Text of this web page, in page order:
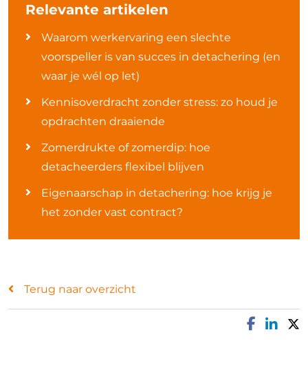
Relevante artikelen
Waarom werkervaring een slechte
voorspeller is van succes in detachering (en
waar je wél op let)
Kennisoverdracht zonder stress: zo houd je
opdrachten draaiende
Zomerdrukte of zomerdip: hoe
detacheerders flexibel blijven
Eigenaarschap in detachering: hoe krijg je
het zonder vast contract?
Terug naar overzicht